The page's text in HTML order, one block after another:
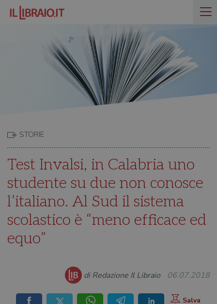
STORIE
Test Invalsi, in Calabria uno
studente su due non conosce
l’italiano. Al Sud il sistema
scolastico è “meno efficace ed
equo”
di Redazione Il Libraio 06.07.2018